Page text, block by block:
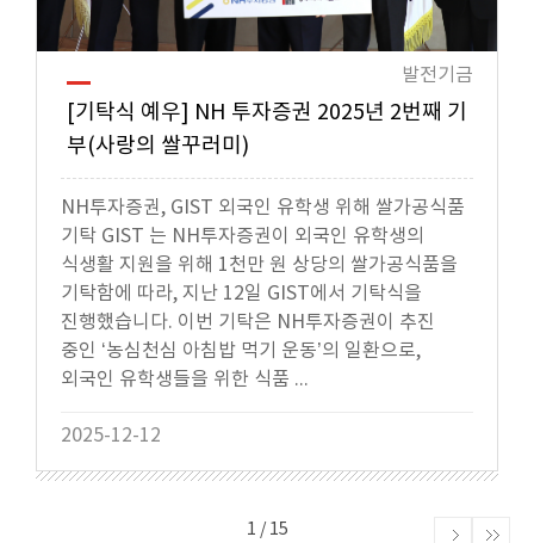
[기탁식 예우] NH 투자증권 2025년 2번째 기
부(사랑의 쌀꾸러미)
NH투자증권, GIST 외국인 유학생 위해 쌀가공식품
기탁 GIST 는 NH투자증권이 외국인 유학생의
식생활 지원을 위해 1천만 원 상당의 쌀가공식품을
기탁함에 따라, 지난 12일 GIST에서 기탁식을
진행했습니다. 이번 기탁은 NH투자증권이 추진
중인 ‘농심천심 아침밥 먹기 운동’의 일환으로,
외국인 유학생들을 위한 식품 ...
2025-12-12
발전기금
1 / 15